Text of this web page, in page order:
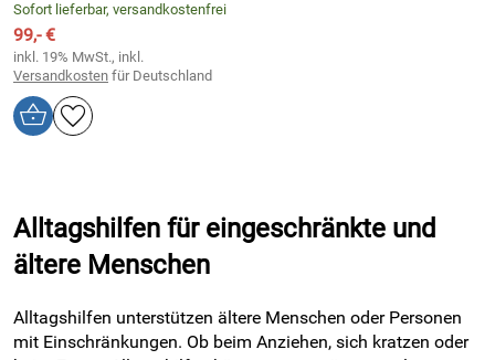
Sofort lieferbar, versandkostenfrei
99,- €
inkl. 19% MwSt., inkl.
Versandkosten für Deutschland
Alltagshilfen für eingeschränkte und
ältere Menschen
Alltagshilfen unterstützen ältere Menschen oder Personen
mit Einschränkungen. Ob beim Anziehen, sich kratzen oder